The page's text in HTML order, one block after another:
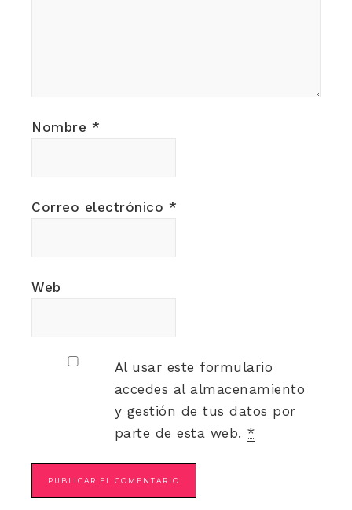
Nombre *
Correo electrónico *
Web
Al usar este formulario
accedes al almacenamiento
y gestión de tus datos por
parte de esta web. *